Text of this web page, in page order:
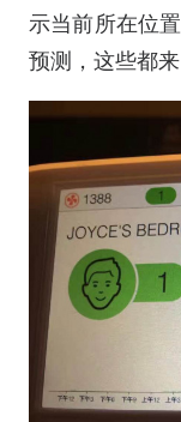
示当前所在位
预测，这些都